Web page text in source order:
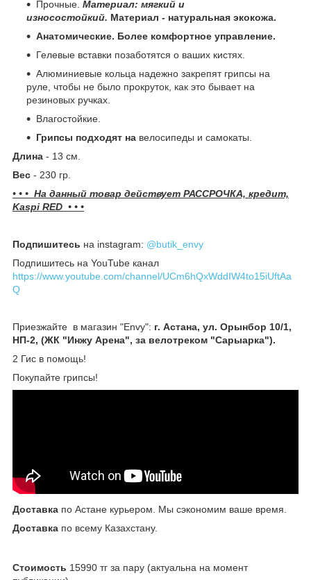
Прочные. Материал: мягкий и
износостойкий. Материал - натуральная экокожа.
Анатомические. Более комфортное управление.
Гелевые вставки позаботятся о ваших кистях.
Алюминиевые кольца надежно закрепят грипсы на
руле, чтобы не было прокруток, как это бывает на
резиновых ручках.
Влагостойкие.
Грипсы подходят на велосипеды и самокаты.
Длина - 13 см.
Вес - 230 гр.
• • • На данный товар действует РАССРОЧКА, кредит,
Kaspi RED • • •
Подпишитесь на instagram: @butik_envy
Подпишитесь на YouTube канал
https://www.youtube.com/channel/UCm6hQxWddIW4to15iUftAa
Q
Приезжайте в магазин "Envy": г. Астана, ул. Орынбор 10/1,
НП-2, (ЖК "Инжу Арена", за велотреком "Сарыарка").
2 Гис в помощь!
Покупайте грипсы!
Доставка по Астане курьером. Мы сэкономим ваше время.
Доставка по всему Казахстану.
Стоимость 15990 тг за пару (актуальна на момент